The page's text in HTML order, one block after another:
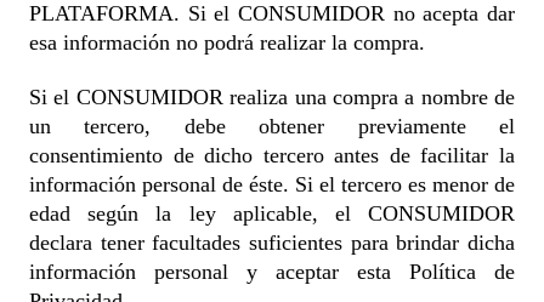
PLATAFORMA. Si el CONSUMIDOR no acepta dar
esa información no podrá realizar la compra.
Si el CONSUMIDOR realiza una compra a nombre de
un tercero, debe obtener previamente el
consentimiento de dicho tercero antes de facilitar la
información personal de éste. Si el tercero es menor de
edad según la ley aplicable, el CONSUMIDOR
declara tener facultades suficientes para brindar dicha
información personal y aceptar esta Política de